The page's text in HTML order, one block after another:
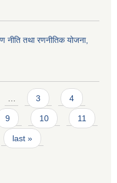
नीति तथा रणनीतिक योजना,
3 4
9 10 11
last »